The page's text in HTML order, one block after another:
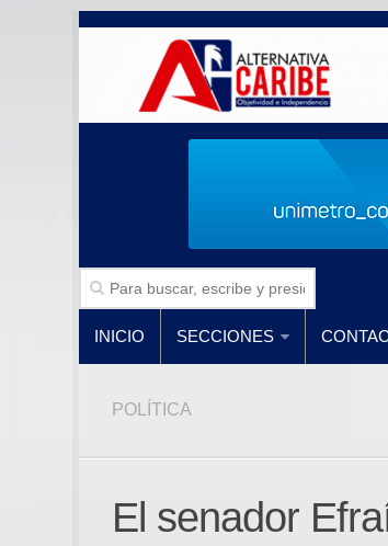
INICIO SECCIONES
POLÍTICA
El senador